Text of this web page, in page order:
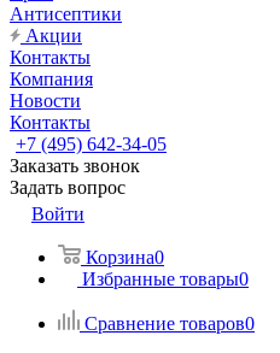
Антисептики
Акции
Контакты
Компания
Новости
Контакты
+7 (495) 642-34-05
Заказать звонок
Задать вопрос
Войти
Корзина0
Избранные товары0
Сравнение товаров0